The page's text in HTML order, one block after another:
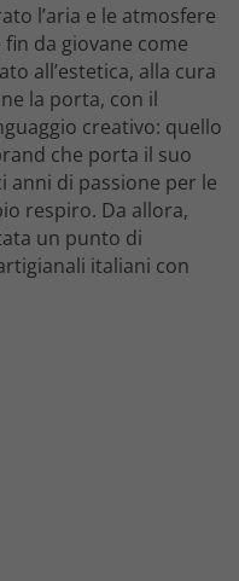
l’aria e le atmosfere
da giovane come
all’estetica, alla cura
la porta, con il
creativo: quello
che porta il suo
anni di passione per le
respiro. Da allora,
un punto di
italiani con